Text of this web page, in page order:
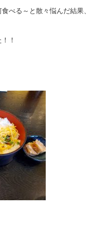
べる～と散々悩んだ結果、
！